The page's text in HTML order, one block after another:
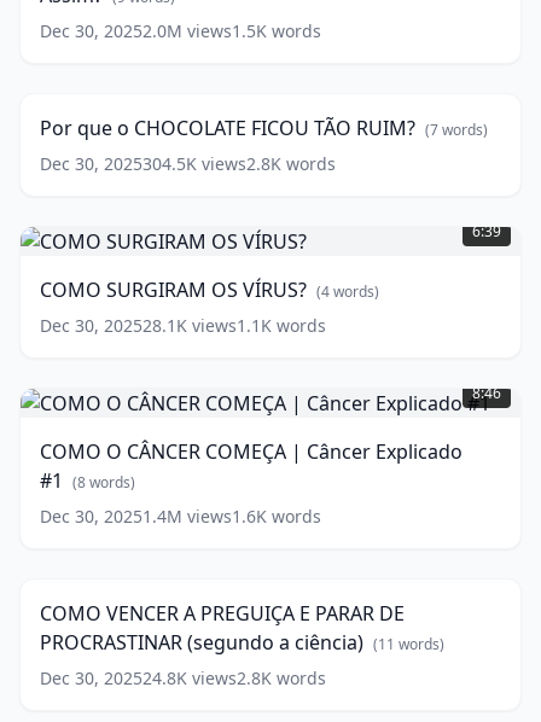
TÃO
MAL
words)
Dec 30, 20252.0M views1.5K words
Por
FICOU
TÃO
words)
Por que o CHOCOLATE FICOU TÃO RUIM? (7words)
Dec 30, 2025304.5K views2.8K words
SURGIRAM
OS
(4
words)
6:39
COMO SURGIRAM OS VÍRUS? (4words)
Dec 30, 202528.1K views1.1K words
O
CÂNCER
|
Câncer
Explicado
#1
8:46
COMO O CÂNCER COMEÇA | Câncer Explicado
#1
(8words)
Dec 30, 20251.4M views1.6K words
COMO
E
PARAR
DE
PROCRASTINAR
COMO VENCER A PREGUIÇA E PARAR DE
PROCRASTINAR (segundo a ciência) (11 words)
Dec 30, 202524.8K views2.8K words